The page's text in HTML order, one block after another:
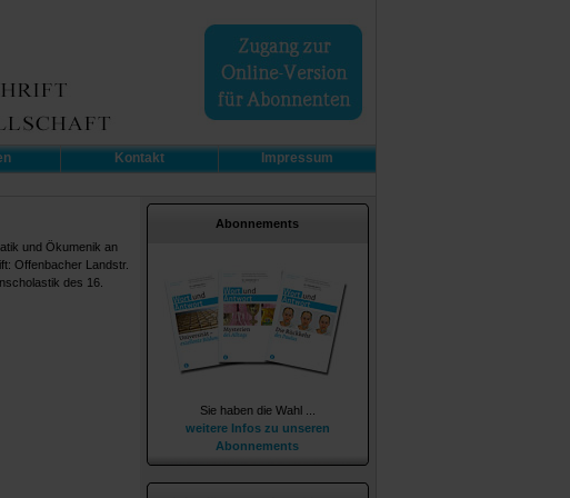
Kontakt Impressum
und Ökumenik an
Offenbacher Landstr.
des 16.
Abonnements
Sie haben die Wahl ...
weitere Infos zu unseren
Abonnements